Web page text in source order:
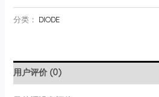
分类： DIODE
用户评价 (0)